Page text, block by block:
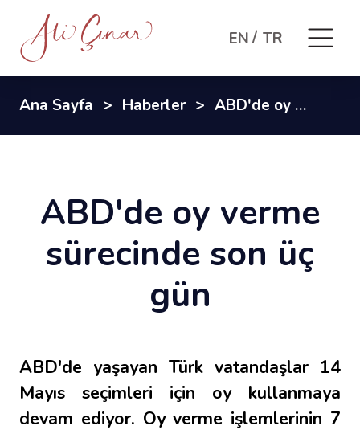
EN TR
Ana Sayfa Haberler ABD'de oy verme sürecinde son üç gün
ABD'de oy verme
sürecinde son üç
gün
ABD'de yaşayan Türk vatandaşlar 14
Mayıs seçimleri için oy kullanmaya
devam ediyor. Oy verme işlemlerinin 7